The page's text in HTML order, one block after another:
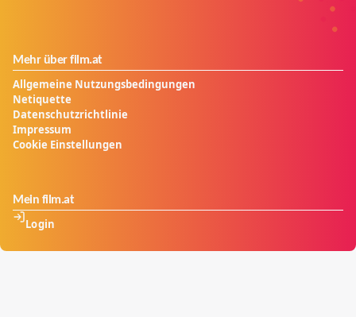
Mehr über film.at
Allgemeine Nutzungsbedingungen
Netiquette
Datenschutzrichtlinie
Impressum
Cookie Einstellungen
Mein film.at
Login